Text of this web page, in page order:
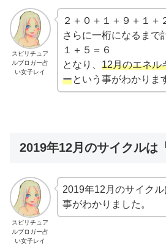
スピリチュア
ルブロガー占
い女子レイ
２＋０＋１＋９＋１＋
さらに一桁になるまで
１＋５＝６
となり、 12月のエネル
ーという事がわかりま
2019年12月のサイクルは
スピリチュア
ルブロガー占
い女子レイ
2019年12月のサイク
事がわかりました。